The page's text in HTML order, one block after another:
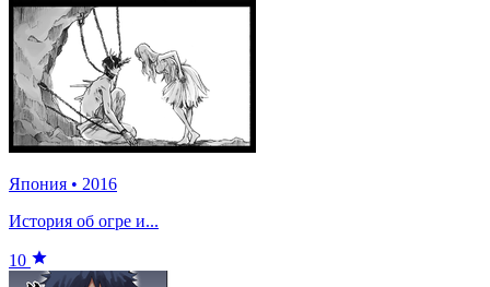
Япония • 2016
История об огре и...
10